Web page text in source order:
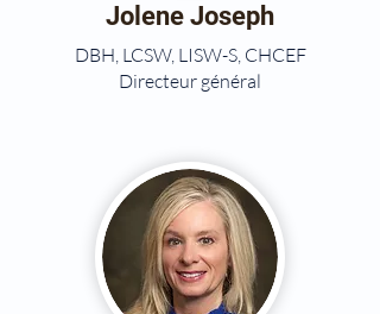
Jolene Joseph
DBH, LCSW, LISW-S, CHCEF
Directeur général